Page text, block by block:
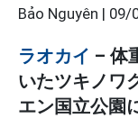
Bảo Nguyên | 09/
ラオカイ – 体
いたツキノワ
エン国立公園